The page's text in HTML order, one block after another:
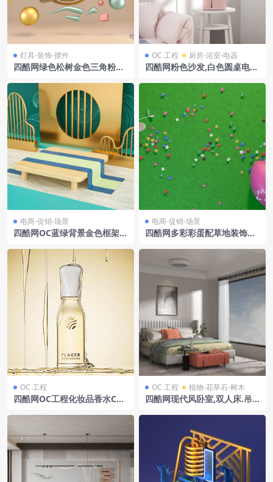
灯具-装饰-摆件
四酷网绿色松树金色三角粉色
OC 工程 厨房-浴室-电器
四酷网粉色沙发,白色圆桌电器
电商-促销-场景
四酷网OC蓝绿背景金色框架木
电商-促销-场景
四酷网多彩彩蛋配草地装饰电
OC 工程
四酷网OC工程化妆品香水C4D
OC 工程 植物-花草石-树木
四酷网现代风卧室,双人床.吊